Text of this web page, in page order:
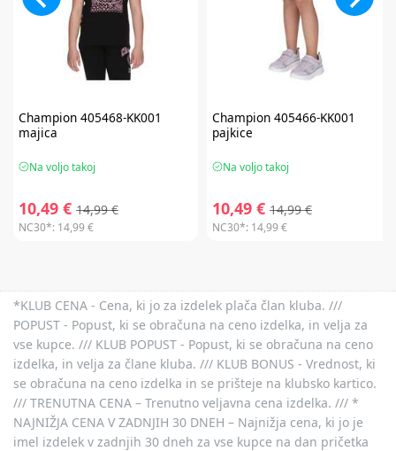
Champion405468-KK001
majica
Na voljo takoj
10,49 € 14,99 €
NC30*: 14,99 €
Champion405466-KK001
pajkice
Na voljo takoj
10,49 € 14,99 €
NC30*: 14,99 €
*KLUB CENA - Cena, ki jo za izdelek plača član kluba. ///
POPUST - Popust, ki se obračuna na ceno izdelka, in velja za
vse kupce. /// KLUB POPUST - Popust, ki se obračuna na ceno
izdelka, in velja za člane kluba. /// KLUB BONUS - Vrednost, ki
se obračuna na ceno izdelka in se prišteje na klubsko kartico.
/// TRENUTNA CENA – Trenutno veljavna cena izdelka. /// *
NAJNIŽJA CENA V ZADNJIH 30 DNEH – Najnižja cena, ki jo je
imel izdelek v zadnjih 30 dneh za vse kupce na dan pričetka